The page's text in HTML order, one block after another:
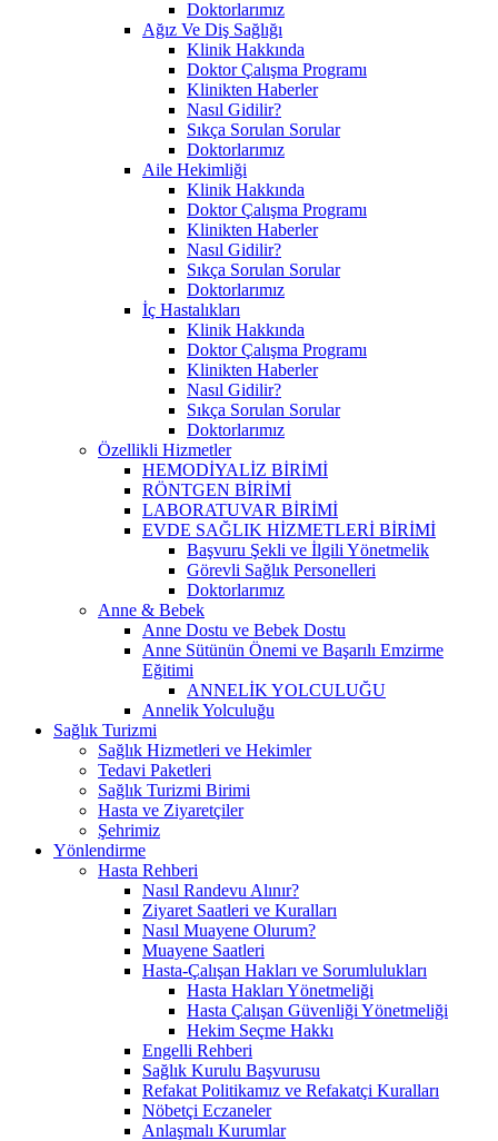
Doktorlarımız
Ağız Ve Diş Sağlığı
Klinik Hakkında
Doktor Çalışma Programı
Klinikten Haberler
Nasıl Gidilir?
Sıkça Sorulan Sorular
Doktorlarımız
Aile Hekimliği
Klinik Hakkında
Doktor Çalışma Programı
Klinikten Haberler
Nasıl Gidilir?
Sıkça Sorulan Sorular
Doktorlarımız
İç Hastalıkları
Klinik Hakkında
Doktor Çalışma Programı
Klinikten Haberler
Nasıl Gidilir?
Sıkça Sorulan Sorular
Doktorlarımız
Özellikli Hizmetler
HEMODİYALİZ BİRİMİ
RÖNTGEN BİRİMİ
LABORATUVAR BİRİMİ
EVDE SAĞLIK HİZMETLERİ BİRİMİ
Başvuru Şekli ve İlgili Yönetmelik
Görevli Sağlık Personelleri
Doktorlarımız
Anne & Bebek
Anne Dostu ve Bebek Dostu
Anne Sütünün Önemi ve Başarılı Emzirme
Eğitimi
ANNELİK YOLCULUĞU
Annelik Yolculuğu
Sağlık Turizmi
Sağlık Hizmetleri ve Hekimler
Tedavi Paketleri
Sağlık Turizmi Birimi
Hasta ve Ziyaretçiler
Şehrimiz
Yönlendirme
Hasta Rehberi
Nasıl Randevu Alınır?
Ziyaret Saatleri ve Kuralları
Nasıl Muayene Olurum?
Muayene Saatleri
Hasta-Çalışan Hakları ve Sorumlulukları
Hasta Hakları Yönetmeliği
Hasta Çalışan Güvenliği Yönetmeliği
Hekim Seçme Hakkı
Engelli Rehberi
Sağlık Kurulu Başvurusu
Refakat Politikamız ve Refakatçi Kuralları
Nöbetçi Eczaneler
Anlaşmalı Kurumlar